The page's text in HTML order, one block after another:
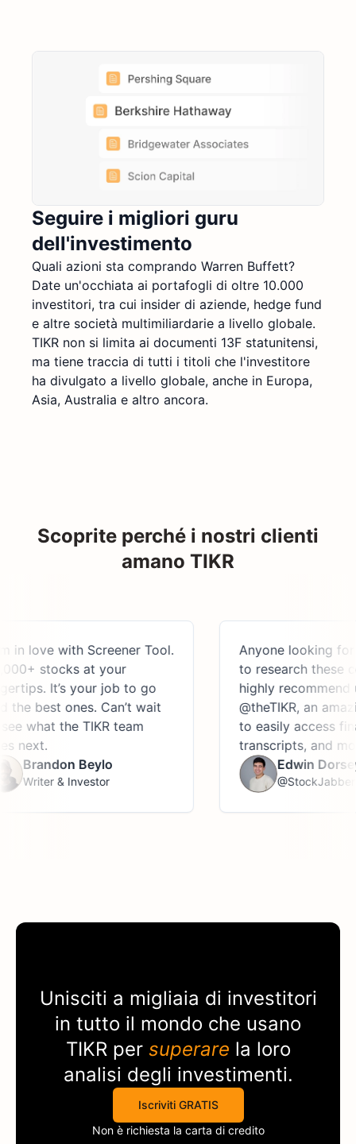
Seguire i migliori guru
dell'investimento
Quali azioni sta comprando Warren Buffett?
Date un'occhiata ai portafogli di oltre 10.000
investitori, tra cui insider di aziende, hedge fund
e altre società multimiliardarie a livello globale.
TIKR non si limita ai documenti 13F statunitensi,
ma tiene traccia di tutti i titoli che l'investitore
ha divulgato a livello globale, anche in Europa,
Asia, Australia e altro ancora.
Scoprite perché i nostri clienti
amano TIKR
love with Screener Tool.
stocks at your
It’s your job to go
best ones. Can’t wait
the TIKR team
Beylo
& Investor
Anyone looking for a
to research these
highly recommend
@theTIKR, an
to easily access
transcripts, and more.
Edwin Dorsey
@StockJabber
Unisciti a migliaia di investitori
in tutto il mondo che usano
TIKRper superare la loro
analisi degli investimenti.
Iscriviti GRATIS
Non è richiesta la carta di credito